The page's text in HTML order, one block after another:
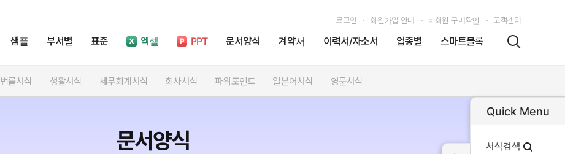
샘플 부서별 표준 엑셀 PPT 문서양식 계약서 이력서/자소서 업종별 스마트블록
로그인 회원가입 안내 비회원 구매확인 고객센터
법률서식 생활서식 세무회계서식 회사서식 파워포인트 일본어서식 영문서식
문서양식
Quick Menu
서식검색